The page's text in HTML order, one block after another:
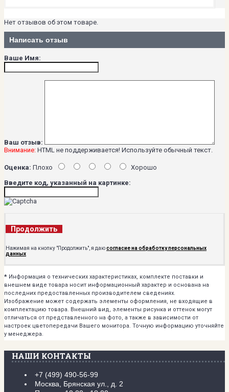
Нет отзывов об этом товаре.
Написать отзыв
Ваше Имя:
Ваш отзыв:
Внимание: HTML не поддерживается! Используйте обычный текст.
Оценка: Плохо
Хорошо
Введите код, указанный на картинке:
Продолжить
Нажимая на кнопку "Продолжить", я даюсогласие на обработку персональных
данных
* Информация о технических характеристиках, комплекте поставки и
внешнем виде товара носит информационный характер и основана на
последних предоставленных производителем сведениях.
Изображение может содержать элементы оформления, не входящие в
комплектацию товара. Внешний вид, элементы рисунка и оттенок могут
отличаться от представленного на фото, а также в зависимости от
настроек цветопередачи Вашего монитора. Точную информацию уточняйте
у менеджера.
НАШИ КОНТАКТЫ
+7 (499) 490-56-99
Москва, Брянская ул., д. 2